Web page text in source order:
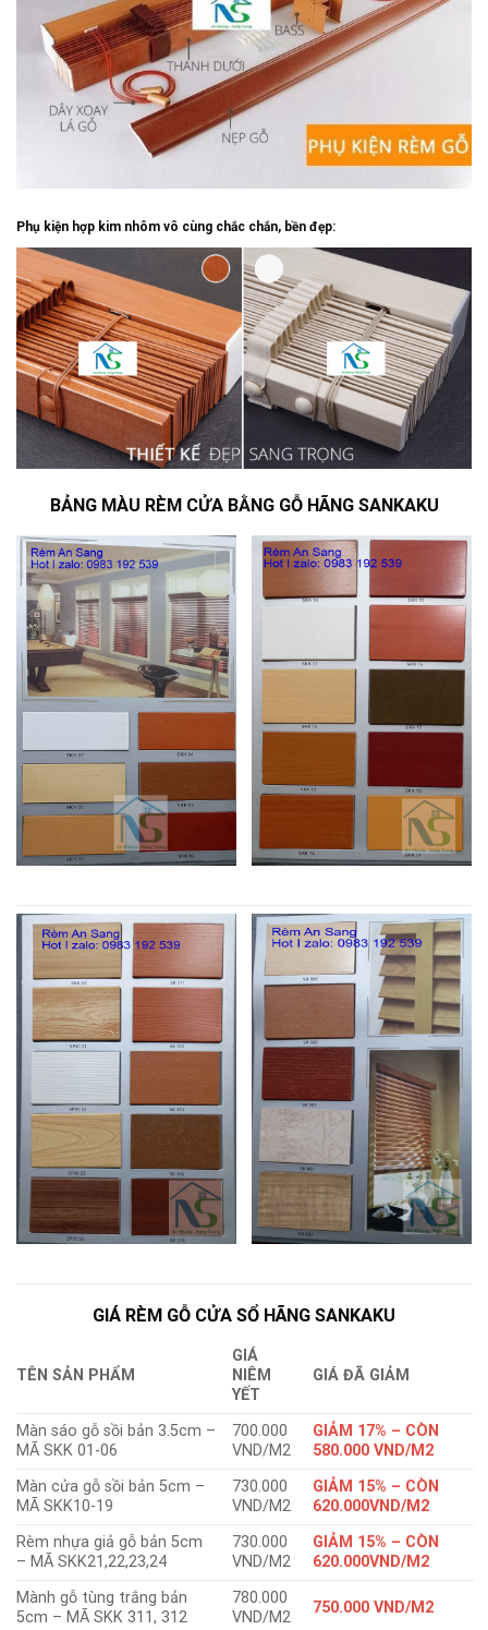
Phụ kiện hợp kim nhôm vô cùng chắc chắn, bền đẹp:
BẢNG MÀU RÈM CỬA BẰNG GỖ HÃNG SANKAKU
GIÁ RÈM GỖ CỬA SỔ HÃNG SANKAKU
TÊN SẢN PHẨM
GIÁ
NIÊM
YẾT
GIÁ ĐÃ GIẢM
Màn sáo gỗ sồi bản 3.5cm –
MÃ SKK 01-06
700.000
VND/M2
GIẢM 17% – CÒN
580.000 VND/M2
Màn cửa gỗ sồi bản 5cm –
MÃ SKK10-19
730.000
VND/M2
GIẢM 15% – CÒN
620.000VND/M2
Rèm nhựa giả gỗ bản 5cm
– MÃ SKK21,22,23,24
730.000
VND/M2
GIẢM 15% – CÒN
620.000VND/M2
Mành gỗ tùng trắng bản
5cm – MÃ SKK 311, 312
780.000
VND/M2
750.000 VND/M2